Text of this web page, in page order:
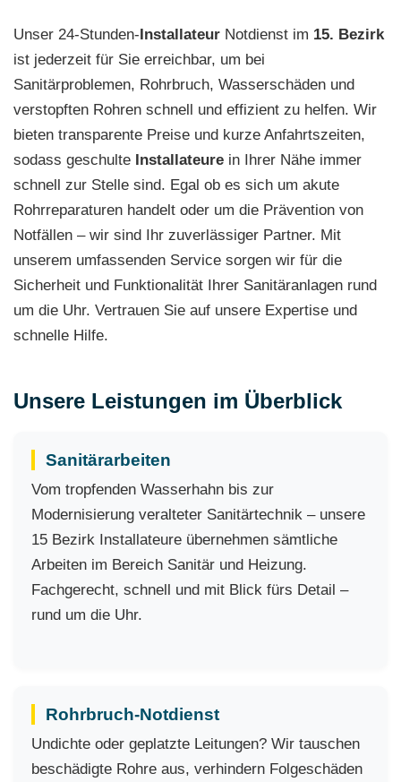
Unser 24-Stunden-Installateur Notdienst im 15. Bezirk
ist jederzeit für Sie erreichbar, um bei
Sanitärproblemen, Rohrbruch, Wasserschäden und
verstopften Rohren schnell und effizient zu helfen. Wir
bieten transparente Preise und kurze Anfahrtszeiten,
sodass geschulte Installateure in Ihrer Nähe immer
schnell zur Stelle sind. Egal ob es sich um akute
Rohrreparaturen handelt oder um die Prävention von
Notfällen – wir sind Ihr zuverlässiger Partner. Mit
unserem umfassenden Service sorgen wir für die
Sicherheit und Funktionalität Ihrer Sanitäranlagen rund
um die Uhr. Vertrauen Sie auf unsere Expertise und
schnelle Hilfe.
Unsere Leistungen im Überblick
Sanitärarbeiten
Vom tropfenden Wasserhahn bis zur
Modernisierung veralteter Sanitärtechnik – unsere
15 Bezirk Installateure übernehmen sämtliche
Arbeiten im Bereich Sanitär und Heizung.
Fachgerecht, schnell und mit Blick fürs Detail –
rund um die Uhr.
Rohrbruch-Notdienst
Undichte oder geplatzte Leitungen? Wir tauschen
beschädigte Rohre aus, verhindern Folgeschäden